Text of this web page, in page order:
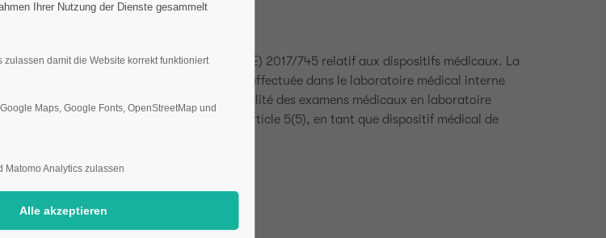
à l'article 22 du règlement (UE) 2017/745 relatif aux dispositifs médicaux. La
22 du RDM. La procédure d'analyse est effectuée dans le laboratoire médical interne
allemand relative à l'assurance qualité des examens médicaux en laboratoire
règlement européen 2017/746 (IVDR), article 5(5), en tant que dispositif médical de
Ihrer Nutzung der Dienste gesammelt
zulassen damit die Website korrekt funktioniert
Maps, Google Fonts, OpenStreetMap und
Matomo Analytics zulassen